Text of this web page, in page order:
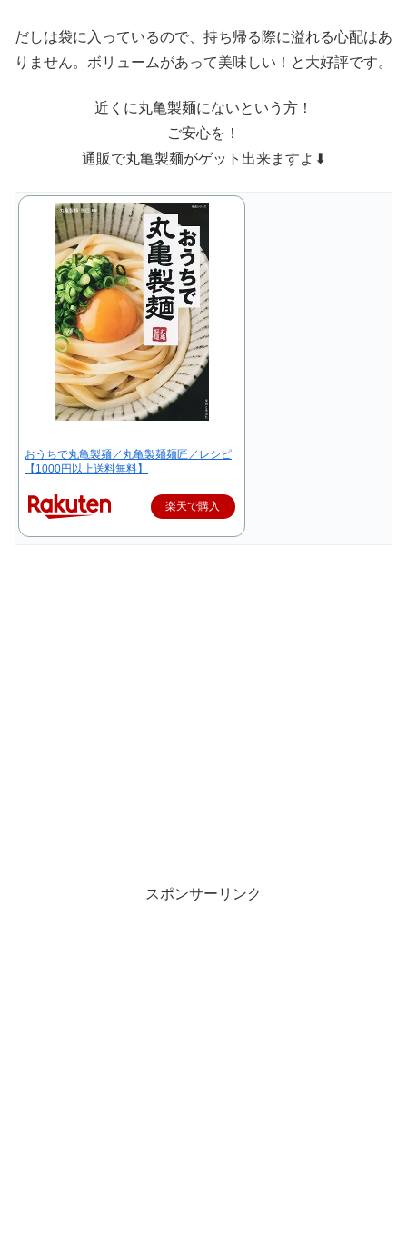
だしは袋に入っているので、持ち帰る際に溢れる心配はあ
りません。ボリュームがあって美味しい！と大好評です。
近くに丸亀製麺にないという方！
ご安心を！
通販で丸亀製麺がゲット出来ますよ⬇
おうちで丸亀製麺／丸亀製麺麺匠／レシピ
【1000円以上送料無料】
楽天で購入
スポンサーリンク